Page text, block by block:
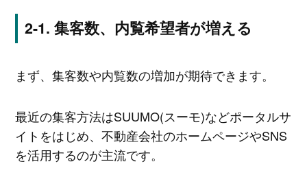
集客数、内覧希望者が増える
まず、集客数や内覧数の増加が期待できます。
最近の集客方法はSUUMO(スーモ)などポータルサ
イトをはじめ、不動産会社のホームページやSNS
を活用するのが主流です。